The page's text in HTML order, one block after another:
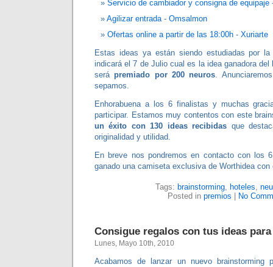
Servicio de cambiador y consigna de equipaje
Agilizar entrada- Omsalmon
Ofertas online a partir de las 18:00h - Xuriarte
Estas ideas ya están siendo estudiadas por
indicará el 7 de Julio cual es la idea ganadora
serápremiado por 200 neuros.
sepamos.
Enhorabuena a los 6 finalistas y muchas
participar. Estamos muy contentos con este
un éxito con 130 ideas recibidas que
originalidad y utilidad.
En breve nos pondremos en contacto con los
ganado una camiseta exclusiva de Worthidea
Tags: brainstorming, hoteles,
Posted in premios No
Consigue regalos con tus ideas
Lunes, Mayo 10th, 2010
Acabamos de lanzar un nuevo brainstorming